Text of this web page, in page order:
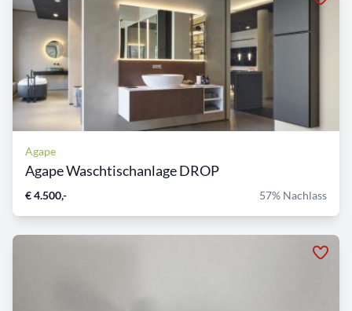
Agape
Agape Waschtischanlage DROP
€ 4.500,- 57% Nachlass